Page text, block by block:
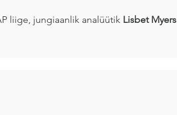
liige, jungiaanlik analüütik Lisbet Myers